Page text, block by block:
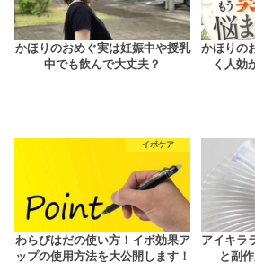
かほりのおめぐ実は妊娠中や授乳
中でも飲んで大丈夫？
かほりの
く人効
イボケア
わらびはだの使い方！イボ効果ア
ップの使用方法を大公開します！
アイキラ
と副